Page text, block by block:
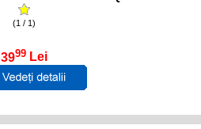
(1 / 1)
3999 Lei